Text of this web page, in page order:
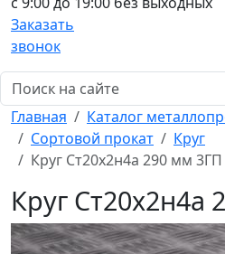
Заказать
звонок
Главная
Каталог
Сортовой прокат
Круг
Круг Ст20х2н4а 290 мм 3ГП
Круг Ст20х2н4а